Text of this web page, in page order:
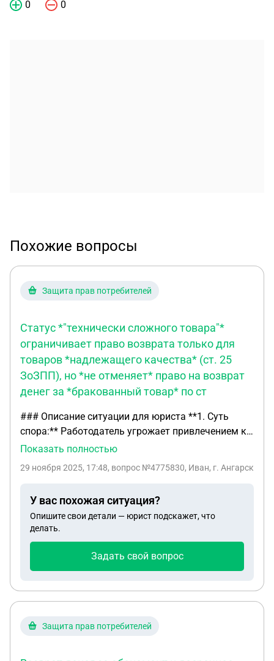
0 0
Похожие вопросы
Защита прав потребителей
Статус *"технически сложного товара"*
ограничивает право возврата только для
товаров *надлежащего качества* (ст. 25
ЗоЗПП), но *не отменяет* право на возврат
денег за *бракованный товар* по ст
### Описание ситуации для юриста **1. Суть
спора:** Работодатель угрожает привлечением к
материальной ответственности (заставляет
обязанности по возврату денежных средств
соответствии с ЗоЗПП. **2. Хронология событий:**
(технически сложный товар). * **Обращение:**
неработающем динамике (дефект подтвердился
связи). * **Действие сотрудника:** Я, как
денежных средств, руководствуясь ст. 18 ЗоЗПП.
Показать полностью
29 ноября 2025, 17:48, вопрос №4775830, Иван, г. Ангарск
У вас похожая ситуация?
Опишите свои детали — юрист подскажет, что
делать.
Задать свой вопрос
Защита прав потребителей